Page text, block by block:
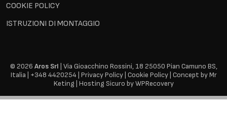
COOKIE POLICY
ISTRUZIONI DI MONTAGGIO
© 2026 Aros Srl | Via Gioacchino Rossini, 18 25050 Pian Camuno BS,
Italia | +348 4420254| Privacy Policy Cookie Policy| Concept by Mr
Keting Hosting Sicuro by WPRecovery